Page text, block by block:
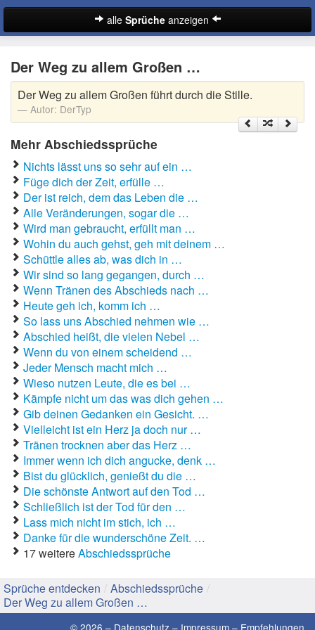
alle Sprücheanzeigen
Abschiedssprüche
Anmachsprüche
Coole Sprüche
Dumme Sprüche
Englische Sprüche
Facebook Sprüche
Fußballsprüche
Gute Nacht Sprüche
Gute Sprüche
Guten Morgen Sprüche
Hochzeitssprüche
Konfirmationssprüche
Lateinische Sprüche
Liebeskummer Sprüche
Lustige Sprüche
Mama-Sprüche
Schöne Sprüche
Der Weg zu allem Großen …
Der Weg zu allem Großen führt durch die Stille.
Autor: DerTyp
Mehr Abschiedssprüche
Nichts lässt uns so sehr auf ein …
Füge dich der Zeit, erfülle …
Der ist reich, dem das Leben die …
Alle Veränderungen, sogar die …
Wird man gebraucht, erfüllt man …
Wohin du auch gehst, geh mit deinem …
Schüttle alles ab, was dich in …
Wir sind so lang gegangen, durch …
Wenn Tränen des Abschieds nach …
Heute geh ich, komm ich …
So lass uns Abschied nehmen wie …
Abschied heißt, die vielen Nebel …
Wenn du von einem scheidend …
Jeder Mensch macht mich …
Wieso nutzen Leute, die es bei …
Kämpfe nicht um das was dich gehen …
Gib deinen Gedanken ein Gesicht. …
Vielleicht ist ein Herz ja doch nur …
Tränen trocknen aber das Herz …
Immer wenn ich dich angucke, denk …
Bist du glücklich, genießt du die …
Die schönste Antwort auf den Tod …
Schließlich ist der Tod für den …
Lass mich nicht im stich, ich …
Danke für die wunderschöne Zeit. …
17 weitereAbschiedssprüche
Sprüche entdecken / Abschiedssprüche /
Der Weg zu allem Großen …
© 2026 – Datenschutz – Impressum – Empfehlungen